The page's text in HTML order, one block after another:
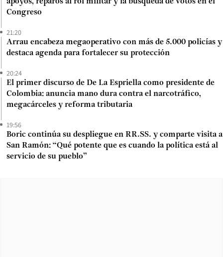
Congreso
21:20
Arrau encabeza megaoperativo con más de 5.000 policías y
destaca agenda para fortalecer su protección
20:24
El primer discurso de De La Espriella como presidente de
Colombia: anuncia mano dura contra el narcotráfico,
megacárceles y reforma tributaria
19:56
Boric continúa su despliegue en RR.SS. y comparte visita a
San Ramón: “Qué potente que es cuando la política está al
servicio de su pueblo”